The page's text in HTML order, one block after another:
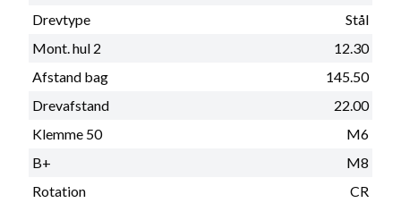
Drevtype
Stål
Mont. hul 2
12.30
Afstand bag
145.50
Drevafstand
22.00
Klemme 50
M6
B+
M8
Rotation
CR